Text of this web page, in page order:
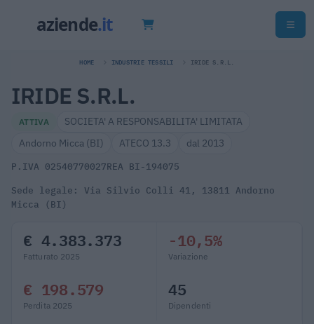
HOME INDUSTRIE TESSILI IRIDE S.R.L.
IRIDE S.R.L.
ATTIVA
SOCIETA' A RESPONSABILITA' LIMITATA
Andorno Micca (BI)
ATECO 13.3 dal 2013
P.IVA 02540770027REA BI-194075
Sede legale: Via Silvio Colli 41, 13811 Andorno
Micca (BI)
€ 4.383.373
Fatturato 2025
-10,5%
Variazione
€ 198.579
Perdita 2025
45
Dipendenti